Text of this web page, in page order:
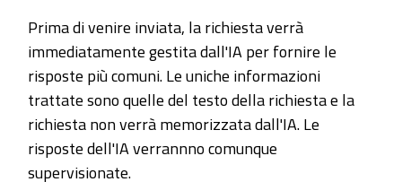
Prima di venire inviata, la richiesta verrà
immediatamente gestita dall'IA per fornire le
risposte più comuni. Le uniche informazioni
trattate sono quelle del testo della richiesta e la
richiesta non verrà memorizzata dall'IA. Le
risposte dell'IA verrannno comunque
supervisionate.